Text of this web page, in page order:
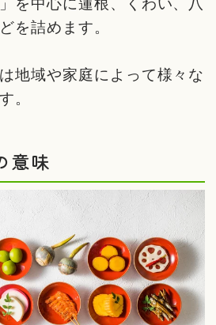
を詰めます。
地域や家庭によって様々な
。
意味